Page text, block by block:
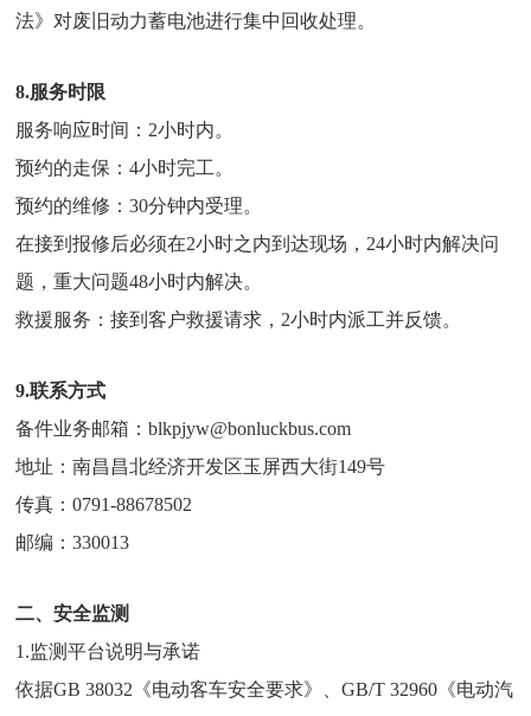
法》对废旧动力蓄电池进行集中回收处理。
8.服务时限
服务响应时间：2小时内。
预约的走保：4小时完工。
预约的维修：30分钟内受理。
在接到报修后必须在2小时之内到达现场，24小时内解决问
题，重大问题48小时内解决。
救援服务：接到客户救援请求，2小时内派工并反馈。
9.联系方式
备件业务邮箱：blkpjyw@bonluckbus.com
地址：南昌昌北经济开发区玉屏西大街149号
传真：0791-88678502
邮编：330013
二、安全监测
1.监测平台说明与承诺
依据GB 38032《电动客车安全要求》、GB/T 32960《电动汽